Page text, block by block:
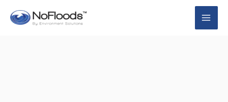
efter:
efter: